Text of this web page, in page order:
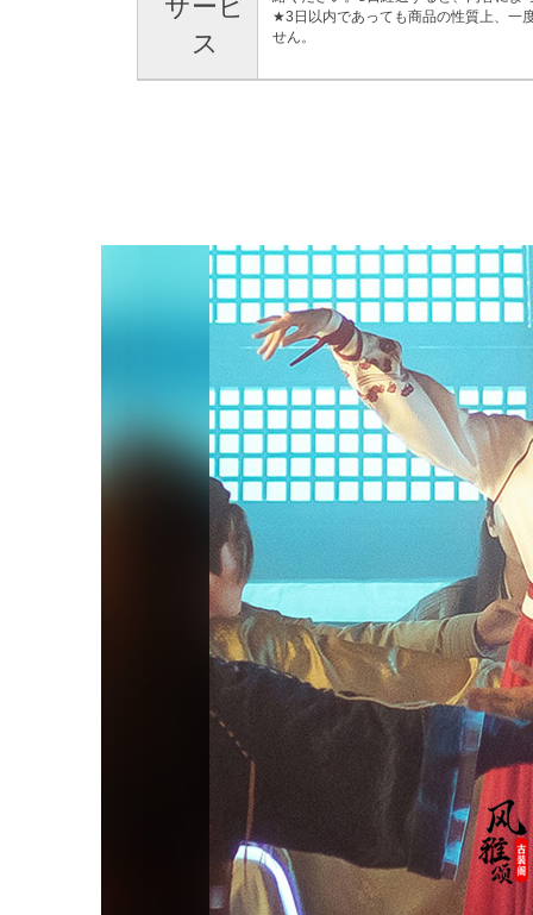
サービ
ス
★3日以内であっても商品の性質上、一
せん。